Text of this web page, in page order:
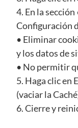
4. En la
Configuración
• Eliminar
y los datos de
• No permitir
5. Haga clic en
(vaciar la
6. Cierre y